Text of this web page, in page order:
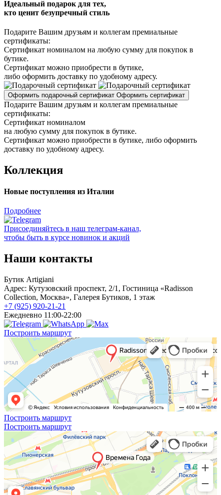
Идеальный подарок для тех,
кто ценит безупречный стиль
Подарите Вашим друзьям и коллегам премиальные
сертификаты:
Сертификат номиналом на любую сумму для покупок в
бутике.
Сертификат можно приобрести в бутике,
либо оформить доставку по удобному адресу.
Оформить подарочный сертификат Оформить сертификат
Подарите Вашим друзьям и коллегам премиальные
сертификаты:
Сертификат номиналом
на любую сумму для покупок в бутике.
Сертификат можно приобрести в бутике, либо оформить
доставку по удобному адресу.
Коллекция
Новые поступления из Италии
Подробнее
Присоединяйтесь в наш телеграм-канал,
чтобы быть в курсе новинок и акций
Наши контакты
Бутик Artigiani
Адрес: Кутузовский проспект, 2/1, Гостиница «Radisson
Collection, Москва», Галерея Бутиков, 1 этаж
+7 (925) 920-21-21
Ежедневно 11:00-22:00
Построить маршрут
Построить маршрут
Построить маршрут